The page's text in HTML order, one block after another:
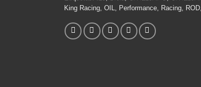
King Racing, OIL, Performance, Racing, ROD,